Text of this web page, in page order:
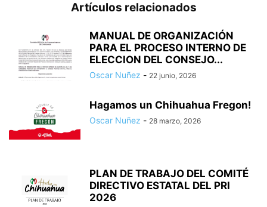
Artículos relacionados
MANUAL DE ORGANIZACIÓN
PARA EL PROCESO INTERNO DE
ELECCION DEL CONSEJO...
Oscar Nuñez - 22 junio, 2026
Hagamos un Chihuahua Fregon!
Oscar Nuñez - 28 marzo, 2026
PLAN DE TRABAJO DEL COMITÉ
DIRECTIVO ESTATAL DEL PRI
2026